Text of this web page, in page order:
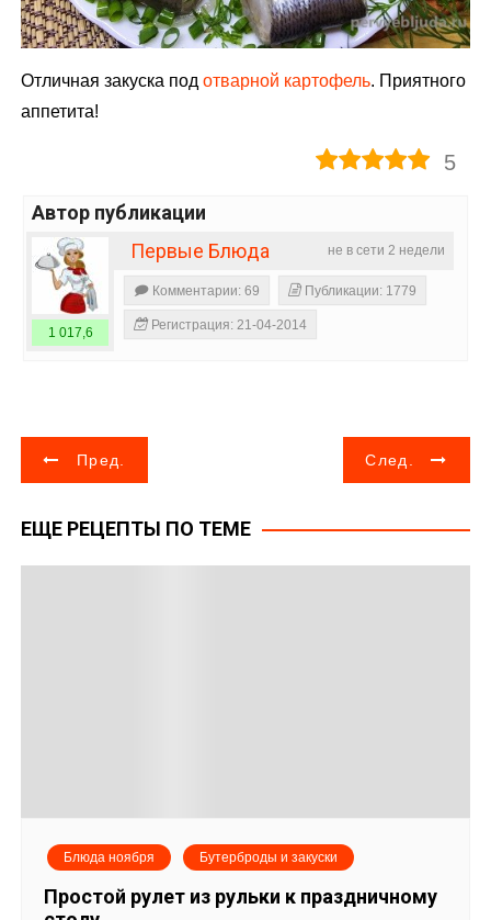
Отличная закуска подотварной картофель. Приятного
аппетита!
5
Автор публикации
не в сети 2 недели
Первые Блюда
1 017,6
Комментарии: 69 Публикации: 1779
Регистрация: 21-04-2014
Н
в
Пред. След.
ЕЩЕ РЕЦЕПТЫ ПО ТЕМЕ
Блюда ноября Бутерброды и закуски
Простой рулет из рульки к праздничному